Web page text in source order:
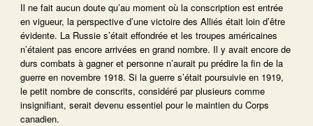
Il ne fait aucun doute qu’au moment où la conscription est entrée
en vigueur, la perspective d’une victoire des Alliés était loin d’être
évidente. La Russie s’était effondrée et les troupes américaines
n’étaient pas encore arrivées en grand nombre. Il y avait encore de
durs combats à gagner et personne n’aurait pu prédire la fin de la
guerre en novembre 1918. Si la guerre s’était poursuivie en 1919,
le petit nombre de conscrits, considéré par plusieurs comme
insignifiant, serait devenu essentiel pour le maintien du Corps
canadien.